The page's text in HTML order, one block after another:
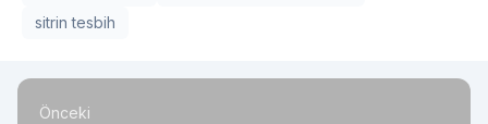
sitrin tesbih
Önceki